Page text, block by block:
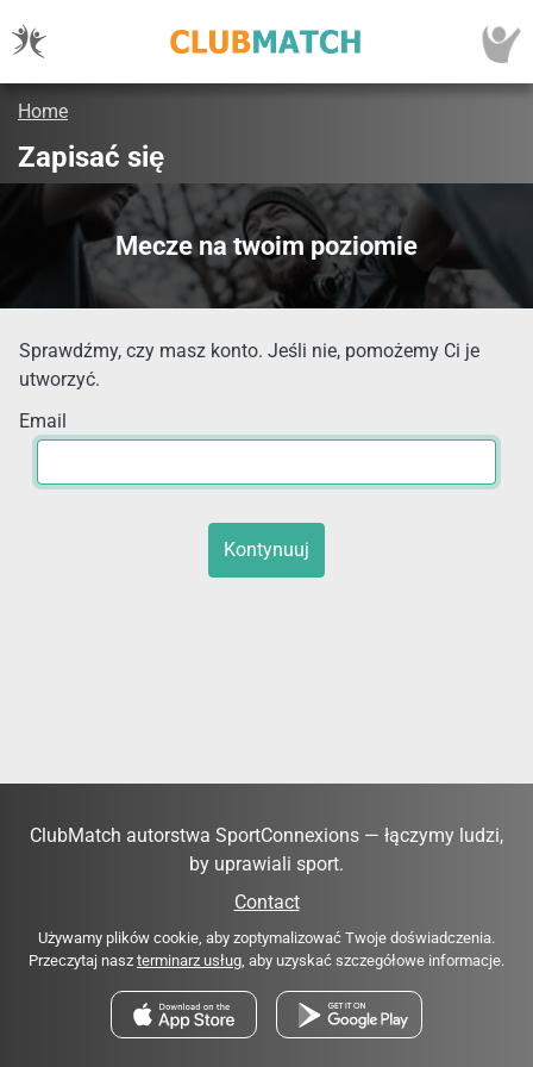
Home
Zapisać się
Mecze na twoim poziomie
Sprawdźmy, czy masz konto. Jeśli nie, pomożemy Ci je
utworzyć.
Email
Kontynuuj
ClubMatch autorstwa SportConnexions — łączymy ludzi,
by uprawiali sport.
Contact
Używamy plików cookie, aby zoptymalizować Twoje doświadczenia.
Przeczytaj nasz terminarz usług, aby uzyskać szczegółowe informacje.